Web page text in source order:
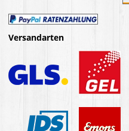
Versandarten